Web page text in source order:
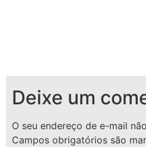
Deixe um
O seu endereço de e-mail
Campos obrigatórios são